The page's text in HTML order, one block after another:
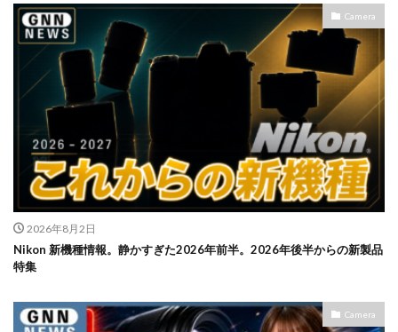
Camera
2026年8月2日
Nikon 新機種情報。静かすぎた2026年前半。2026年後半からの新製品
特集
Camera